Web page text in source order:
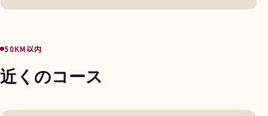
50KM以内
近くのコース